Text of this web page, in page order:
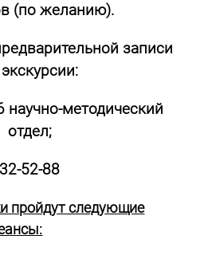
(по желанию).
записи
научно-методический
отдел;
32-52-88
пройдут следующие